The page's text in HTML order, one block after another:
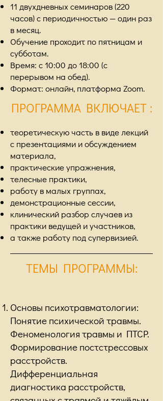
11 двухдневных семинаров (220
часов) с периодичностью — один раз
в месяц.
Обучение проходит по пятницам и
субботам.
Время: с 10:00 до 18:00 (с
перерывом на обед).
Формат: онлайн, платформа Zoom.
ПРОГРАММА ВКЛЮЧАЕТ :
теоретическую часть в виде лекций
с презентациями и обсуждением
материала,
практические упражнения,
телесные практики,
работу в малых группах,
демонстрационные сессии,
клинический разбор случаев из
практики ведущей и участников,
а также работу под супервизией.
ТЕМЫ ПРОГРАММЫ:
Основы психотравматологии:
Понятие психической травмы.
Феноменология травмы и ПТСР.
Формирование постстрессовых
расстройств.
Дифференциальная
диагностика расстройств,